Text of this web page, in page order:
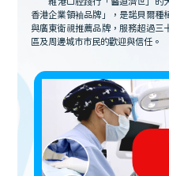
香港企業領袖品牌」，是諾貝爾種
與廣東衛視推薦品牌，服務超過三
區及周邊城市市民的歡迎與信任。